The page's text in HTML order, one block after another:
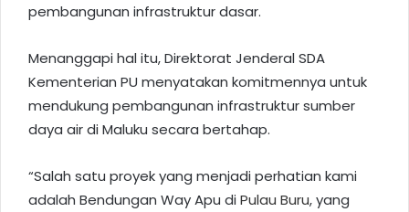
pembangunan infrastruktur dasar.
Menanggapi hal itu, Direktorat Jenderal SDA
Kementerian PU menyatakan komitmennya untuk
mendukung pembangunan infrastruktur sumber
daya air di Maluku secara bertahap.
“Salah satu proyek yang menjadi perhatian kami
adalah Bendungan Way Apu diPulau Buru, yang